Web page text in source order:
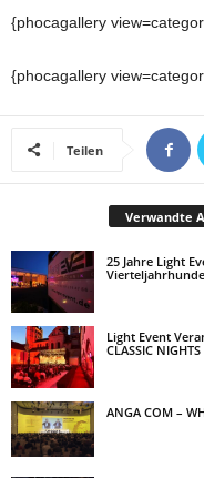
{phocagallery
{phocagallery
Teilen
Verwandte
25 Jahre Light
Light Event
CLASSIC
ANGA COM –